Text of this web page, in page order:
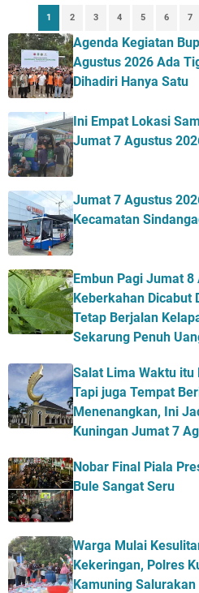
1 2 3 4 5 6 7
Agenda Kegiatan
Agustus 2026 Ada
Dihadiri Hanya Satu
Ini Empat Lokasi
Jumat 7 Agustus
Jumat 7 Agustus
Kecamatan
Embun Pagi Jumat
Keberkahan Dicabut
Tetap Berjalan
Sekarung Penuh
Salat Lima Waktu itu
Tapi juga Tempat
Menenangkan, Ini
Kuningan Jumat 7
Nobar Final Piala
Bule Sangat Seru
Warga Mulai
Kekeringan, Polres
Kamuning